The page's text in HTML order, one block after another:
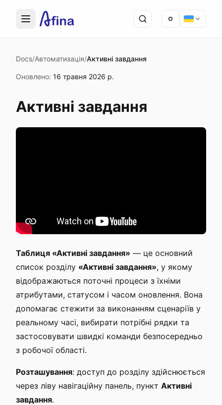
Docs/Автоматизація/Активні завдання
Оновлено: 16 травня 2026 р.
Активні завдання
Таблиця «Активні завдання» — це основний
список розділу «Активні завдання», у якому
відображаються поточні процеси з їхніми
атрибутами, статусом і часом оновлення. Вона
допомагає стежити за виконанням сценаріїв у
реальному часі, вибирати потрібні рядки та
застосовувати швидкі команди безпосередньо
з робочої області.
Розташування: доступ до розділу здійснюється
через ліву навігаційну панель, пункт Активні
завдання.